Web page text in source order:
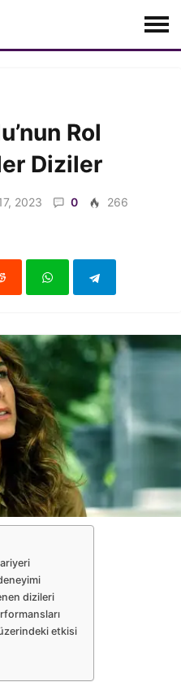
Rol
Diziler
2023 0
266
dizileri
etkisi